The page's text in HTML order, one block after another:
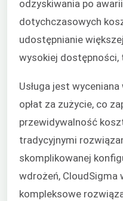
odzyskiwania po
dotychczasowych
udostępnianie
wysokiej dostępności,
Usługa jest
opłat za zużycie, co
przewidywalność
tradycyjnymi
skomplikowanej
wdrożeń, CloudSigma
kompleksowe